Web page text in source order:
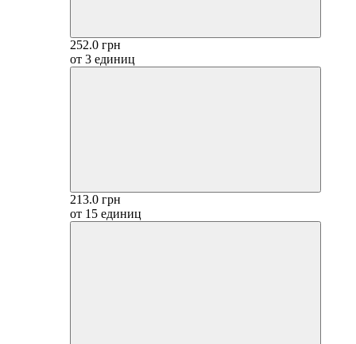
252.0 грн
от 3 единиц
213.0 грн
от 15 единиц